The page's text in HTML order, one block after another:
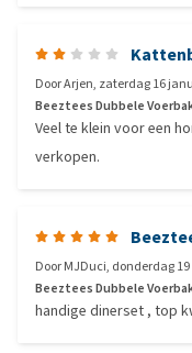
DoorArjen, zaterdag 16
Beeztees Dubbele Voerbak
Veel te klein voor een
verkopen.
DoorMJDuci, donderdag
Beeztees Dubbele Voerbak
handige dinerset , top